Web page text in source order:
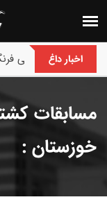
اخبار داغ
های کشتی فرنگی
مسابقات
خوزستان :